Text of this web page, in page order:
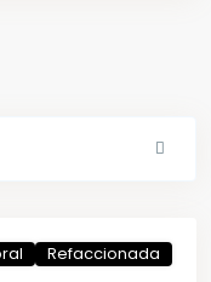
Refaccionada